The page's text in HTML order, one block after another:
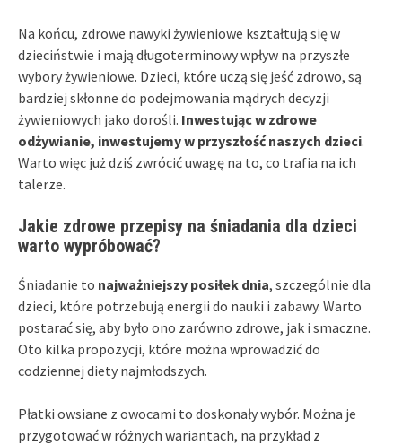
Na końcu, zdrowe nawyki żywieniowe kształtują się w
dzieciństwie i mają długoterminowy wpływ na przyszłe
wybory żywieniowe. Dzieci, które uczą się jeść zdrowo, są
bardziej skłonne do podejmowania mądrych decyzji
żywieniowych jako dorośli. Inwestując w zdrowe
odżywianie, inwestujemy w przyszłość naszych dzieci.
Warto więc już dziś zwrócić uwagę na to, co trafia na ich
talerze.
Jakie zdrowe przepisy na śniadania dla dzieci
warto wypróbować?
Śniadanie to najważniejszy posiłek dnia, szczególnie dla
dzieci, które potrzebują energii do nauki i zabawy. Warto
postarać się, aby było ono zarówno zdrowe, jak i smaczne.
Oto kilka propozycji, które można wprowadzić do
codziennej diety najmłodszych.
Płatki owsiane z owocami to doskonały wybór. Można je
przygotować w różnych wariantach, na przykład z